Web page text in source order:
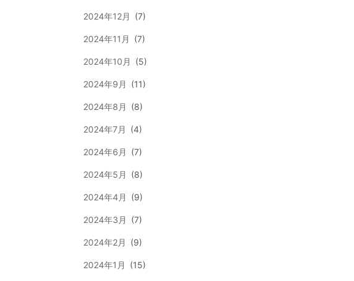
2024年12月 (7)
2024年11月 (7)
2024年10月 (5)
2024年9月 (11)
2024年8月 (8)
2024年7月 (4)
2024年6月 (7)
2024年5月 (8)
2024年4月 (9)
2024年3月 (7)
2024年2月 (9)
2024年1月 (15)